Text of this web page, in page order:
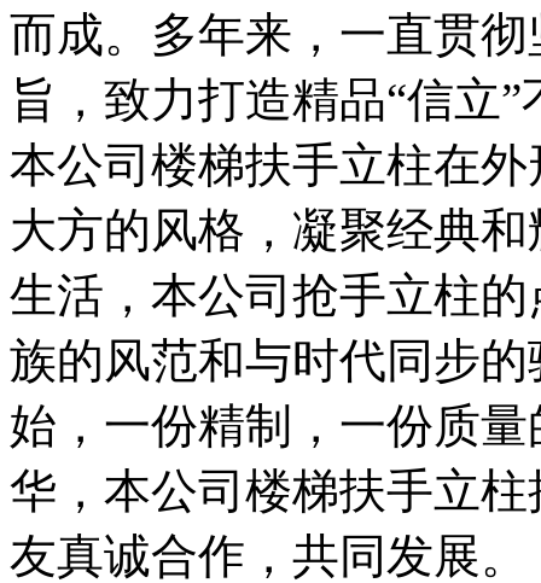
而成。多年来，一直贯
旨，致力打造精品“信立
本公司楼梯扶手立柱在
大方的风格，凝聚经典
生活，本公司抢手立柱
族的风范和与时代同步
始，一份精制，一份质
华，本公司楼梯扶手立
友真诚合作，共同发展。